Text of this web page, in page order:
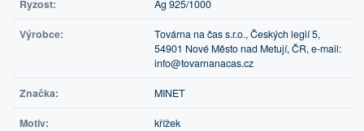
Ryzost: Ag 925/1000
Výrobce:
Továrna na čas s.r.o., Českých legií 5,
54901 Nové Město nad Metují, ČR, e-mail:
info@tovarnanacas.cz
Značka: MINET
Motiv: křížek